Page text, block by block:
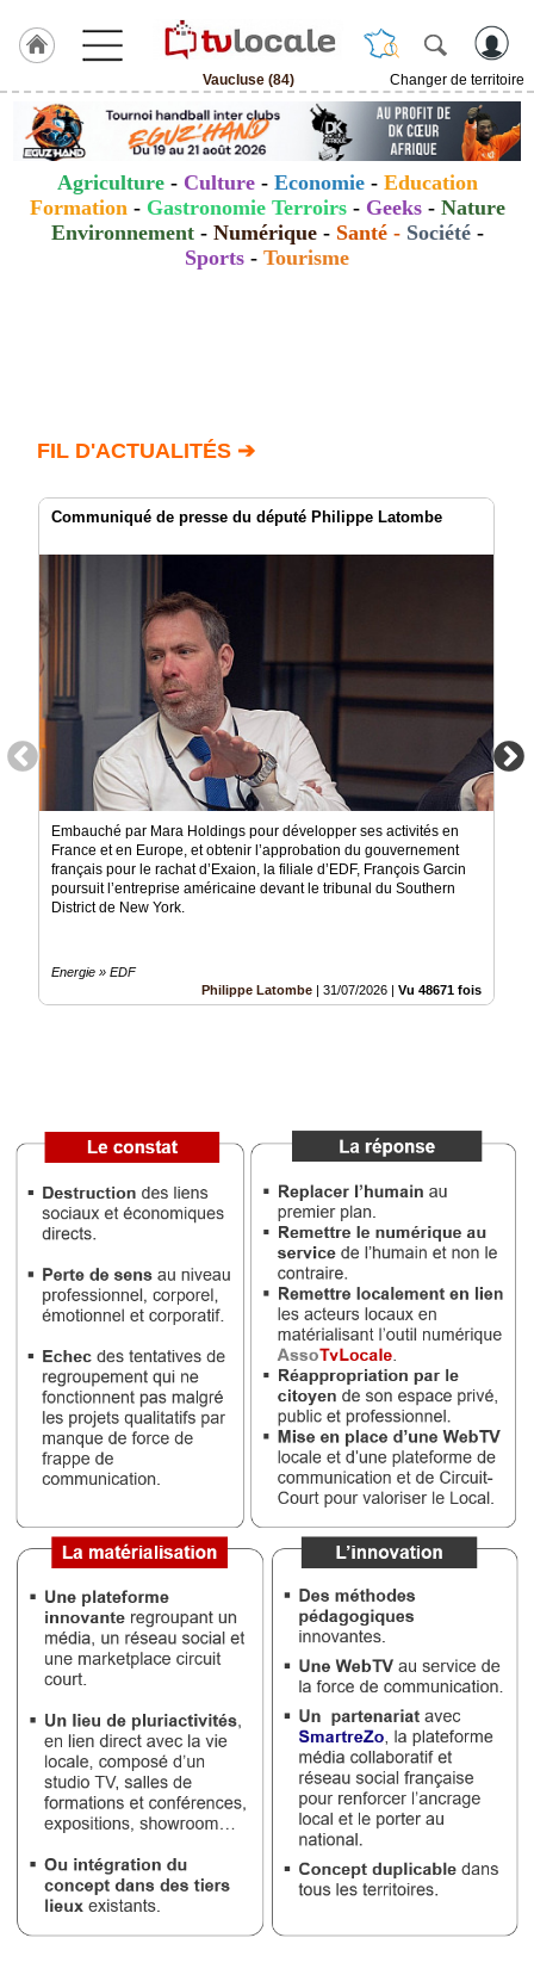
Vaucluse (84)
Changer de territoire
J'adhère
Hulcoq
ACCUEIL
Vaucluse
Agenda
Gazette
Médias
groupe
Blogs
Prémium
Inscription
annuaire
pro
éditeur
Agriculture- Culture - Economie- Education
Formation - Gastronomie Terroirs- Geeks- Nature
Environnement- Numérique- Santé- Société-
Sports - Tourisme
FIL D'ACTUALITÉS ➔
Communiqué de presse du député Philippe Latombe
Embauché par Mara Holdings pour développer ses activités en
France et en Europe, et obtenir l’approbation du gouvernement
français pour le rachat d’Exaion, la filiale d’EDF, François Garcin
poursuit l’entreprise américaine devant le tribunal du Southern
District de New York.
Energie » EDF
Philippe Latombe
31/07/2026 Vu 48671 fois